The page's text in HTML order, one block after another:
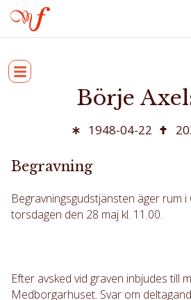
Börje
1948-04-22
Begravning
Begravningsgudstjänsten äger rum
torsdagen den 28 maj kl. 11.00.
Efter avsked vid graven inbjudes till
Medborgarhuset. Svar om